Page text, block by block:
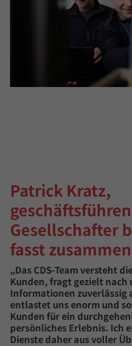
Patrick Kratz,
Gesellschafter
fasst
„Das CDS-Team versteht
Kunden, fragt gezielt
Informationen zuverlässig
entlastet uns enorm und
Kunden für ein
persönliches Erlebnis. Ich
Dienste daher aus voller